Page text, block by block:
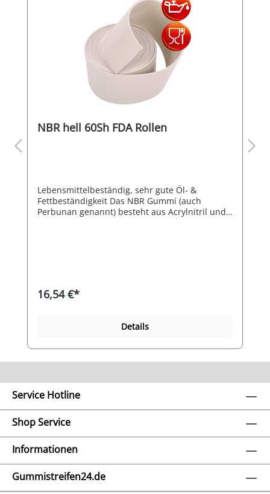
NBR hell 60Sh FDA Rollen
Lebensmittelbeständig, sehr gute Öl- &
Fettbeständigkeit Das NBR Gummi (auch
Perbunan genannt) besteht aus Acrylnitril und
Abriebfestigkeit, Zerreißfestigkeit aus, sowie ein
günstiges Alterungsverhalten und einen
Gummimischung ist für den direkten Kontakt
mit Lebensmitteln gem. BgVV XXI (BGA)
Kraftstoffe und Heizöle ist ausgezeichnet. Die
ca. 60°Shore A und ist die marktübliche
Standardhärte für Gummi, zu vergleichen mit
Autoreifen. Für viele Anwendungen die beste
Wahl. Die Gummimischung bleibt bei
großflächiger Druckbelastung formstabil und
federt geringfügig ein.
16,54 €*
Details
Service Hotline
Shop Service
Informationen
Gummistreifen24.de